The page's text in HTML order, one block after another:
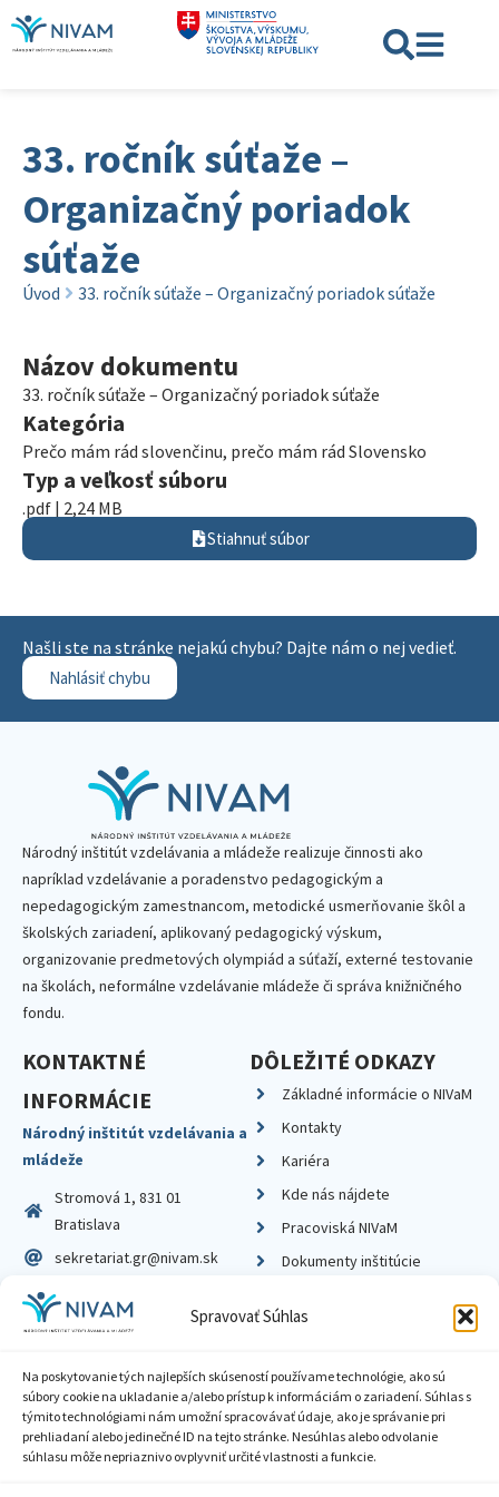
Spravovať Súhlas
Na poskytovanie tých najlepších skúseností používame technológie, ako sú
súbory cookie na ukladanie a/alebo prístup k informáciám o zariadení. Súhlas s
týmito technológiami nám umožní spracovávať údaje, ako je správanie pri
prehliadaní alebo jedinečné ID na tejto stránke. Nesúhlas alebo odvolanie
súhlasu môže nepriaznivo ovplyvniť určité vlastnosti a funkcie.
33. ročník súťaže –
Organizačný poriadok
súťaže
Úvod 33. ročník súťaže – Organizačný poriadok súťaže
Názov dokumentu
33. ročník súťaže – Organizačný poriadok súťaže
Kategória
Prečo mám rád slovenčinu, prečo mám rád Slovensko
Typ a veľkosť súboru
.pdf | 2,24 MB
Stiahnuť súbor
Našli ste na stránke nejakú chybu? Dajte nám o nej vedieť.
Nahlásiť chybu
Národný inštitút vzdelávania a mládeže realizuje činnosti ako
napríklad vzdelávanie a poradenstvo pedagogickým a
nepedagogickým zamestnancom, metodické usmerňovanie škôl a
školských zariadení, aplikovaný pedagogický výskum,
organizovanie predmetových olympiád a súťaží, externé testovanie
na školách, neformálne vzdelávanie mládeže či správa knižničného
fondu.
KONTAKTNÉ
INFORMÁCIE
Národný inštitút vzdelávania a
mládeže
Stromová 1, 831 01
Bratislava
sekretariat.gr@nivam.sk
IČO: 00164348
DIČ: 2020798714
DÔLEŽITÉ ODKAZY
Základné informácie o NIVaM
Kontakty
Kariéra
Kde nás nájdete
Pracoviská NIVaM
Dokumenty inštitúcie
Zásady ochrany súkromia